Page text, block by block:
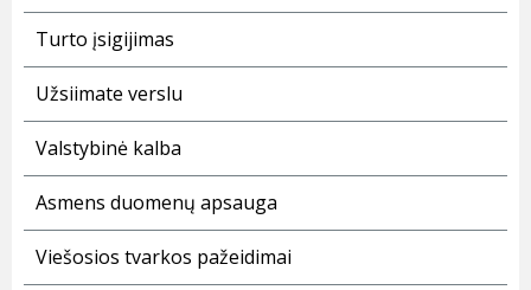
Turto įsigijimas
Užsiimate verslu
Valstybinė kalba
Asmens duomenų apsauga
Viešosios tvarkos pažeidimai